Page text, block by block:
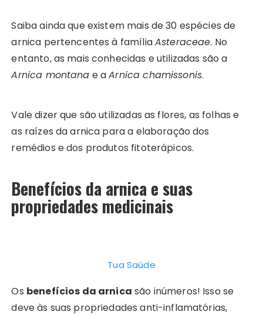
Saiba ainda que existem mais de 30 espécies de
arnica pertencentes à famíliaAsteraceae. No
entanto, as mais conhecidas e utilizadas são a
Arnica montana e aArnica chamissonis.
Vale dizer que são utilizadas as flores, as folhas e
as raízes da arnica para a elaboração dos
remédios e dos produtos fitoterápicos.
Benefícios da arnica e suas
propriedades medicinais
Tua Saúde
Os benefícios da arnica são inúmeros! Isso se
deve às suas propriedades anti-inflamatórias,